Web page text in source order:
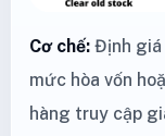
Cơ chế: Định giá
mức hòa vốn
hàng truy cập